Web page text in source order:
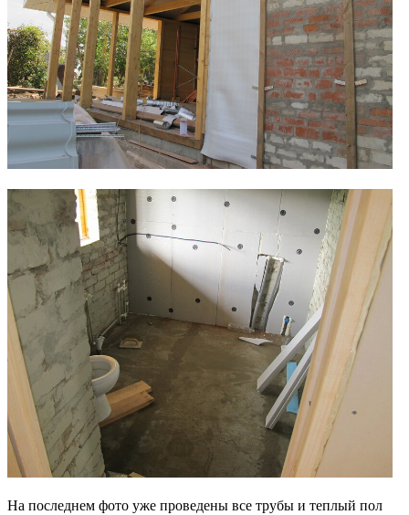
На последнем фото уже проведены все трубы и теплый пол